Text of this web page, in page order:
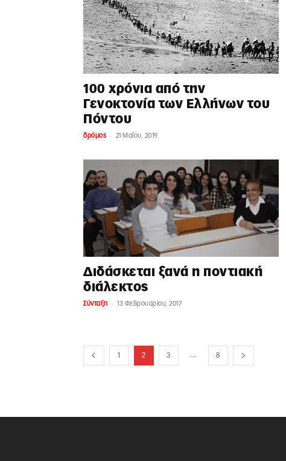
100 χρόνια από την
Γενοκτονία των Ελλήνων του
Πόντου
δρόμος - 21 Μαΐου, 2019
Διδάσκεται ξανά η ποντιακή
διάλεκτος
Σύνταξη - 13 Φεβρουαρίου, 2017
1 2 3 ... 8